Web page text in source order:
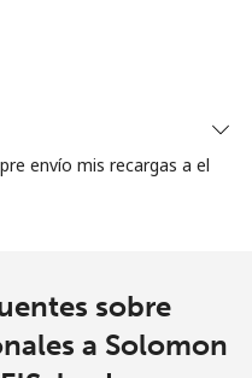
envío mis recargas a el
sobre
a Solomon